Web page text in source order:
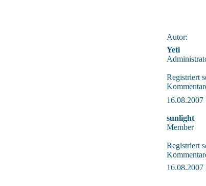
Autor:
Yeti
Registriert
16.08.2007
sunlight
Member
Registriert
16.08.2007